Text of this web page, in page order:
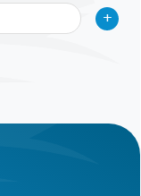
+